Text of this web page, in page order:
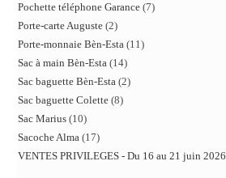
Pochette téléphone Garance 7
Porte-carte Auguste 2
Porte-monnaie Bèn-Esta 11
Sac à main Bèn-Esta 14
Sac baguette Bèn-Esta 2
Sac baguette Colette 8
Sac Marius 10
Sacoche Alma 17
VENTES PRIVILEGES - Du 16 au 21 juin 2026